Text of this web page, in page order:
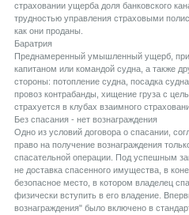
страховании ущерба доля банковского
трудностью управления страховыми
как они проданы.
Баратрия
Преднамеренный умышленный ущерб,
капитаном или командой судна, а также
стороны: потопление судна, посадка
провоз контрабанды, хищение груза с
страхуется в клубах взаимного
Без спасания - нет вознаграждения
Одно из условий договора о спасании,
право на получение вознаграждения
спасательной операции. Под успешным
не доставка спасенного имущества, в
безопасное место, в котором владелец
физически вступить в его владение.
вознаграждения" было включено в